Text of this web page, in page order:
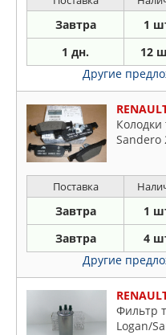
Завтра 1
1 дн. 12
Другие
Sandero
Поставка
Завтра 1
Завтра 4
Другие
Фильтр
Logan/